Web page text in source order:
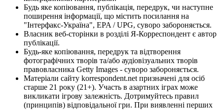
Будь яке копіювання, публікація, передрук, чи наступне
поширення інформації, що містить посилання на
"Інтерфакс-Україна", EPA / UPG, суворо забороняється.
Власник веб-сторінки в розділі Я-Корреспондент є автор
публікації.
Будь-яке копіювання, передрук та відтворення
фотографічних творів та/або аудіовізуальних творів
правовласника Getty Images - суворо забороняється.
Матеріали сайту korrespondent.net призначені для осіб
старше 21 року (21+). Участь в азартних іграх може
викликати ігрову залежність. Дотримуйтесь правил
(принципів) відповідальної гри. При виявленні перших